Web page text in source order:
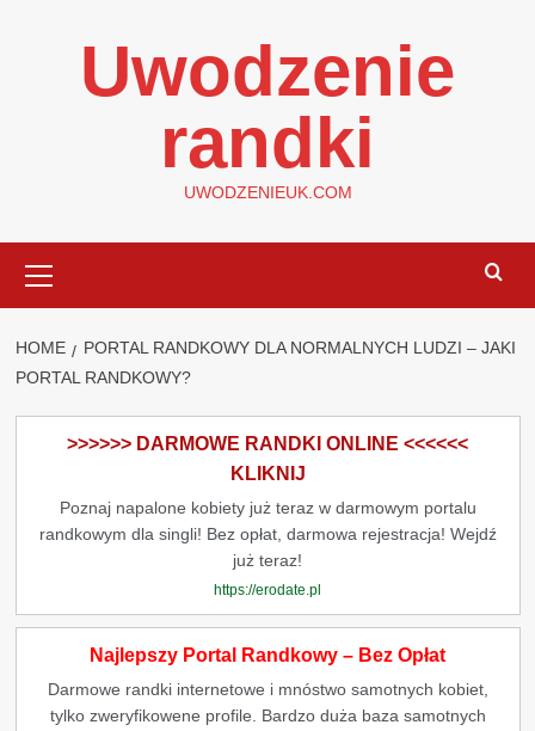
Uwodzenie
randki
UWODZENIEUK.COM
Menu
HOME
PORTAL RANDKOWY DLA NORMALNYCH LUDZI – JAKI
PORTAL RANDKOWY?
>>>>>> DARMOWE RANDKI ONLINE <<<<<<
KLIKNIJ
Poznaj napalone kobiety już teraz w darmowym portalu
randkowym dla singli! Bez opłat, darmowa rejestracja! Wejdź
już teraz!
https://erodate.pl
Najlepszy Portal Randkowy – Bez Opłat
Darmowe randki internetowe i mnóstwo samotnych kobiet,
tylko zweryfikowene profile. Bardzo duża baza samotnych